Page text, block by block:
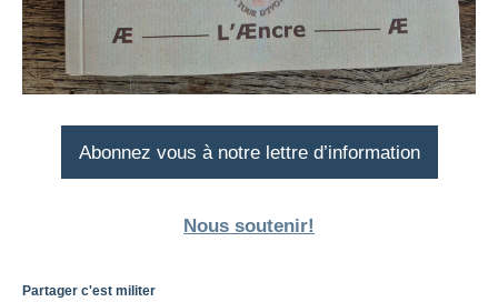
Abonnez vous à notre lettre d’information
Nous soutenir!
Partager c'est militer